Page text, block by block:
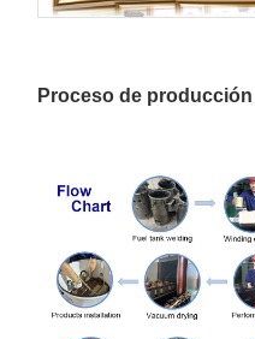
Proceso de producción